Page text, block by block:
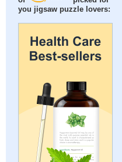
you jigsaw puzzle lovers: